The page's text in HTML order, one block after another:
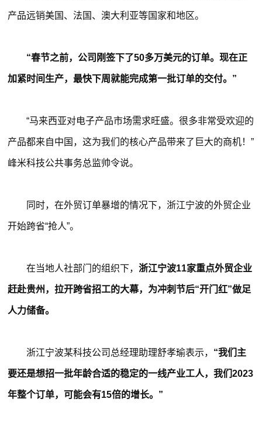
产品远销美国、法国、澳大利亚等国家和地区。
“春节之前，公司刚签下了50多万美元的订单。现在正
加紧时间生产，最快下周就能完成第一批订单的交付。”
“马来西亚对电子产品市场需求旺盛。很多非常受欢迎的
产品都来自中国，这为我们的核心产品带来了巨大的商机！”
峰米科技公共事务总监帅令说。
同时，在外贸订单暴增的情况下，浙江宁波的外贸企业
开始跨省“抢人”。
在当地人社部门的组织下，浙江宁波11家重点外贸企业
赶赴贵州，拉开跨省招工的大幕，为冲刺节后“开门红”做足
人力储备。
浙江宁波某科技公司总经理助理舒孝瑜表示， “我们主
要还是想招一批年龄合适的稳定的一线产业工人，我们2023
年整个订单，可能会有15倍的增长。”